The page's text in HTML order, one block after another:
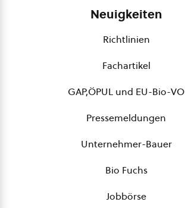
Neuigkeiten
Richtlinien
Fachartikel
GAP,ÖPUL und EU-Bio-VO
Pressemeldungen
Unternehmer-Bauer
Bio Fuchs
Jobbörse